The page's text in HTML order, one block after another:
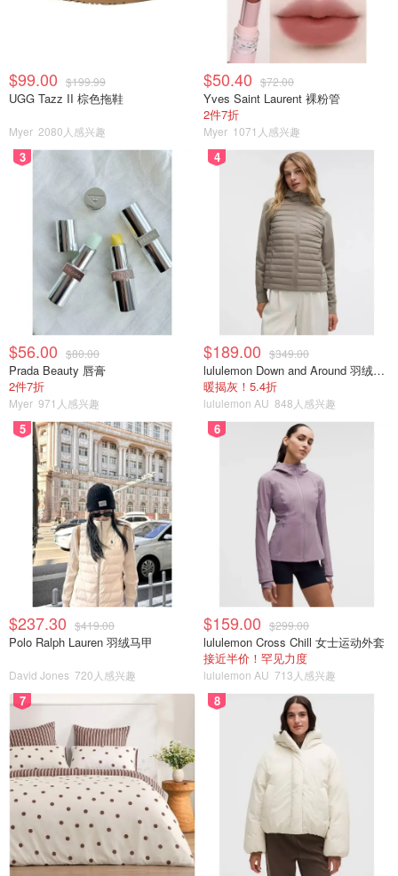
$99.00 $199.99
UGG Tazz II 棕色拖鞋
Myer 2080人感兴趣
$50.40 $72.00
Yves Saint Laurent 裸粉管
2件7折
Myer 1071人感兴趣
3
$56.00 $80.00
Prada Beauty 唇膏
2件7折
Myer 971人感兴趣
4
$189.00 $349.00
lululemon Down and Around 羽绒夹克
暖揭灰！5.4折
lululemon AU 848人感兴趣
5
$237.30 $419.00
Polo Ralph Lauren 羽绒马甲
David Jones 720人感兴趣
6
$159.00 $299.00
lululemon Cross Chill 女士运动外套
接近半价！罕见力度
lululemon AU 713人感兴趣
7 8